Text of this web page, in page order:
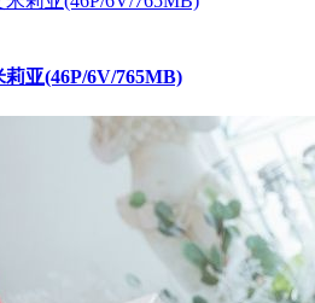
莉亚(46P/6V/765MB)